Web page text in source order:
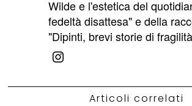
Wilde e l'estetica del
fedeltà disattesa" e della
"Dipinti, brevi storie di
Articoli correlati